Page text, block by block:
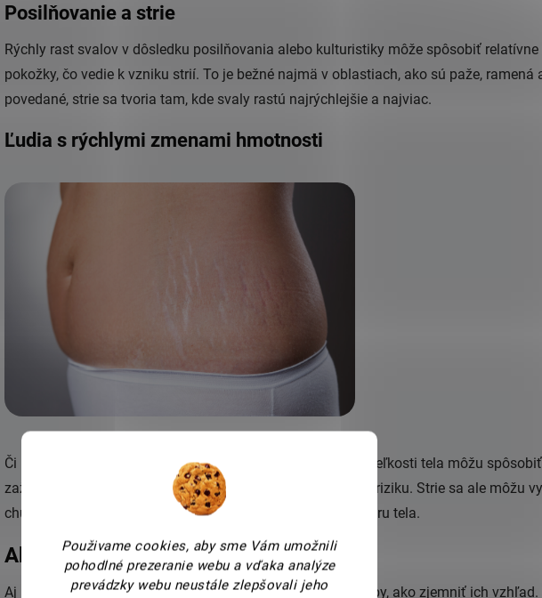
Použivame cookies, aby sme Vám umožnili
pohodlné prezeranie webu a vďaka analýze
prevádzky webu neustále zlepšovali jeho
Posilňovanie a strie
Rýchly rast svalov v dôsledku posilňovania alebo kulturistiky môže spôsobiť
pokožky, čo vedie k vzniku strií. To je bežné najmä v oblastiach, ako sú paže, ramená
povedané, strie sa tvoria tam, kde svaly rastú najrýchlejšie a najviac.
Ľudia s rýchlymi zmenami hmotnosti
Či už v dôsledku priberania alebo chudnutia, náhle zmeny veľkosti tela môžu
zažívajú rýchly prírastok hmotnosti, sú vystavení vyššiemu riziku. Strie sa ale môžu
chudnutí, pretože pokožka sa snaží prispôsobiť novému tvaru tela.
Ako sa zbaviť strií
Aj keď sú strie prirodzenou súčasťou života, existujú spôsoby, ako zjemniť ich vzhľad.